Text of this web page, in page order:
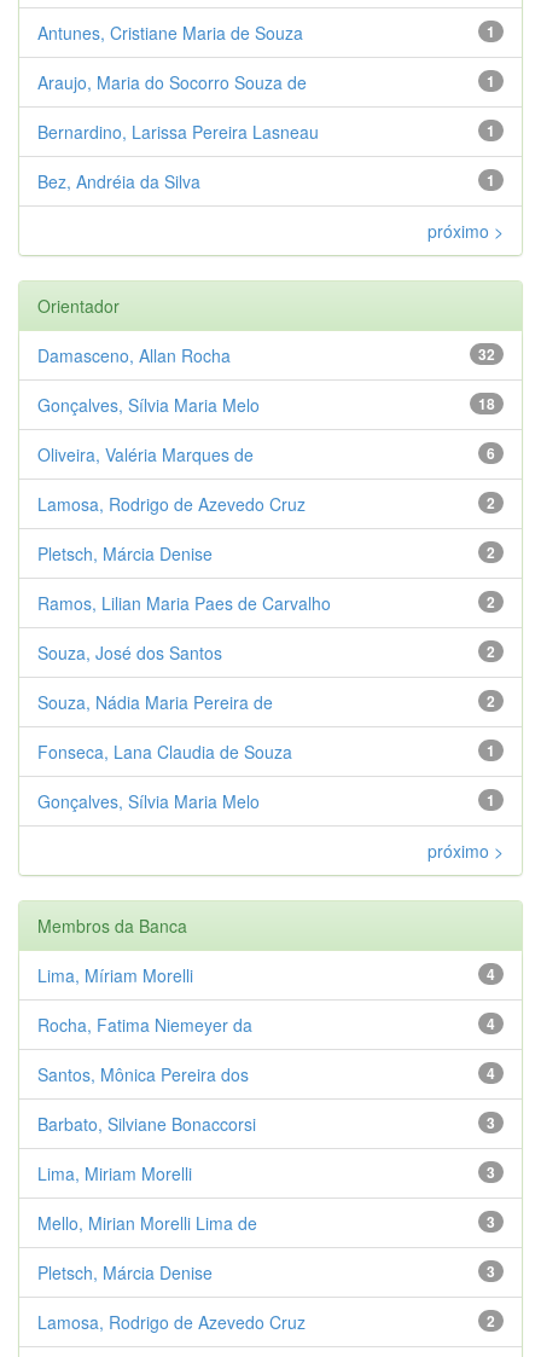
1
Antunes, Cristiane Maria de Souza
1
Araujo, Maria do Socorro Souza de
1
Bernardino, Larissa Pereira Lasneau
1
Bez, Andréia da Silva
próximo >
Orientador
32
Damasceno, Allan Rocha
18
Gonçalves, Sílvia Maria Melo
6
Oliveira, Valéria Marques de
2
Lamosa, Rodrigo de Azevedo Cruz
2
Pletsch, Márcia Denise
2
Ramos, Lilian Maria Paes de Carvalho
2
Souza, José dos Santos
2
Souza, Nádia Maria Pereira de
1
Fonseca, Lana Claudia de Souza
1
Gonçalves, Sílvia Maria Melo
próximo >
Membros da Banca
4
Lima, Míriam Morelli
4
Rocha, Fatima Niemeyer da
4
Santos, Mônica Pereira dos
3
Barbato, Silviane Bonaccorsi
3
Lima, Miriam Morelli
3
Mello, Mirian Morelli Lima de
3
Pletsch, Márcia Denise
2
Lamosa, Rodrigo de Azevedo Cruz